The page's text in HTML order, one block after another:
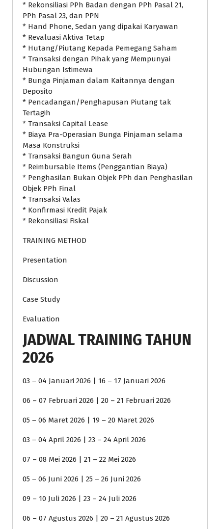
* Rekonsiliasi PPh Badan dengan PPh Pasal 21,
PPh Pasal 23, dan PPN
* Hand Phone, Sedan yang dipakai Karyawan
* Revaluasi Aktiva Tetap
* Hutang/Piutang Kepada Pemegang Saham
* Transaksi dengan Pihak yang Mempunyai
Hubungan Istimewa
* Bunga Pinjaman dalam Kaitannya dengan
Deposito
* Pencadangan/Penghapusan Piutang tak
Tertagih
* Transaksi Capital Lease
* Biaya Pra-Operasian Bunga Pinjaman selama
Masa Konstruksi
* Transaksi Bangun Guna Serah
* Reimbursable Items (Penggantian Biaya)
* Penghasilan Bukan Objek PPh dan Penghasilan
Objek PPh Final
* Transaksi Valas
* Konfirmasi Kredit Pajak
* Rekonsiliasi Fiskal
TRAINING METHOD
Presentation
Discussion
Case Study
Evaluation
JADWAL TRAINING TAHUN
2026
03 – 04 Januari 2026 | 16 – 17 Januari 2026
06 – 07 Februari 2026 | 20 – 21 Februari 2026
05 – 06 Maret 2026 | 19 – 20 Maret 2026
03 – 04 April 2026 | 23 – 24 April 2026
07 – 08 Mei 2026 | 21 – 22 Mei 2026
05 – 06 Juni 2026 | 25 – 26 Juni 2026
09 – 10 Juli 2026 | 23 – 24 Juli 2026
06 – 07 Agustus 2026 | 20 – 21 Agustus 2026